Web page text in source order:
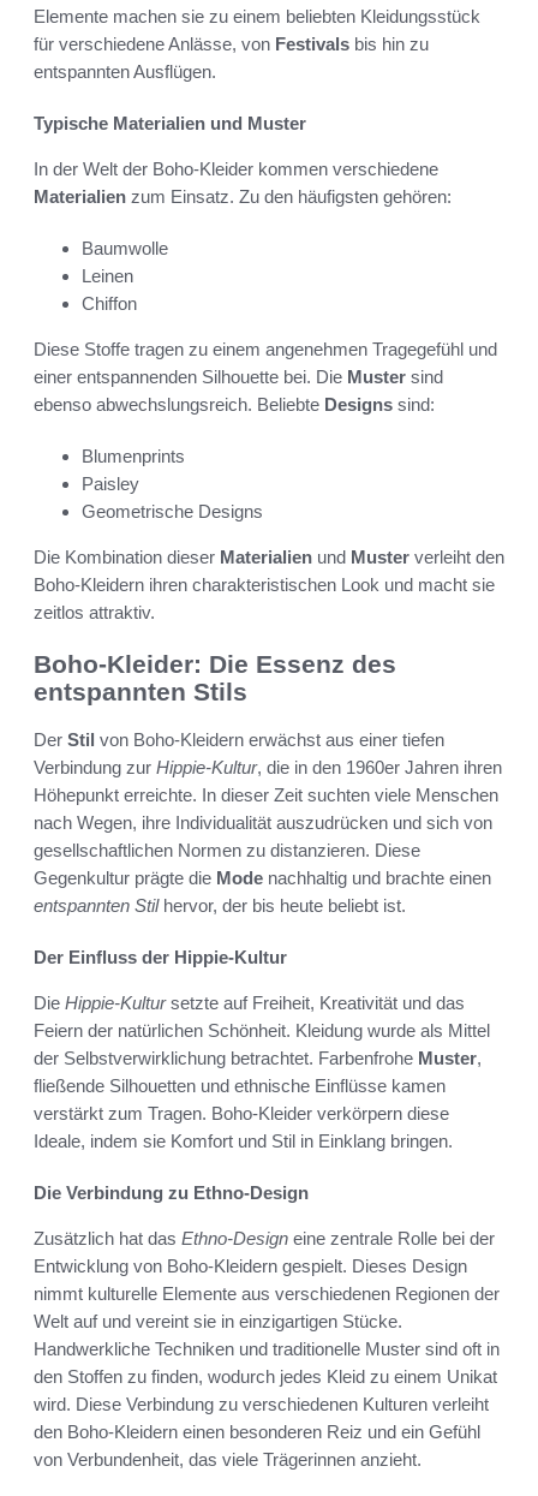
Elemente machen sie zu einem beliebten Kleidungsstück
für verschiedene Anlässe, von Festivals bis hin zu
entspannten Ausflügen.
Typische Materialien und Muster
In der Welt der Boho-Kleider kommen verschiedene
Materialien zum Einsatz. Zu den häufigsten gehören:
Baumwolle
Leinen
Chiffon
Diese Stoffe tragen zu einem angenehmen Tragegefühl und
einer entspannenden Silhouette bei. Die Muster sind
ebenso abwechslungsreich. Beliebte Designs sind:
Blumenprints
Paisley
Geometrische Designs
Die Kombination dieser Materialien und Muster verleiht den
Boho-Kleidern ihren charakteristischen Look und macht sie
zeitlos attraktiv.
Boho-Kleider: Die Essenz des
entspannten Stils
Der Stil von Boho-Kleidern erwächst aus einer tiefen
Verbindung zur Hippie-Kultur, die in den 1960er Jahren ihren
Höhepunkt erreichte. In dieser Zeit suchten viele Menschen
nach Wegen, ihre Individualität auszudrücken und sich von
gesellschaftlichen Normen zu distanzieren. Diese
Gegenkultur prägte die Mode nachhaltig und brachte einen
entspannten Stilhervor, der bis heute beliebt ist.
Der Einfluss der Hippie-Kultur
Die Hippie-Kultursetzte auf Freiheit, Kreativität und das
Feiern der natürlichen Schönheit. Kleidung wurde als Mittel
der Selbstverwirklichung betrachtet. Farbenfrohe Muster,
fließende Silhouetten und ethnische Einflüsse kamen
verstärkt zum Tragen. Boho-Kleider verkörpern diese
Ideale, indem sie Komfort und Stil in Einklang bringen.
Die Verbindung zu Ethno-Design
Zusätzlich hat das Ethno-Design eine zentrale Rolle bei der
Entwicklung von Boho-Kleidern gespielt. Dieses Design
nimmt kulturelle Elemente aus verschiedenen Regionen der
Welt auf und vereint sie in einzigartigen Stücke.
Handwerkliche Techniken und traditionelle Muster sind oft in
den Stoffen zu finden, wodurch jedes Kleid zu einem Unikat
wird. Diese Verbindung zu verschiedenen Kulturen verleiht
den Boho-Kleidern einen besonderen Reiz und ein Gefühl
von Verbundenheit, das viele Trägerinnen anzieht.